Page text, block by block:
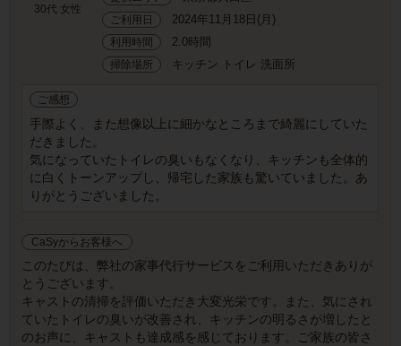
30代 女性
ご利用日 2024年11月18日(月)
利用時間 2.0時間
掃除場所 キッチン トイレ 洗面所
ご感想
手際よく、また想像以上に細かなところまで綺麗にしていた
だきました。
気になっていたトイレの臭いもなくなり、キッチンも全体的
に白くトーンアップし、帰宅した家族も驚いていました。あ
りがとうございました。
CaSyからお客様へ
このたびは、弊社の家事代行サービスをご利用いただきありが
とうございます。
キャストの清掃を評価いただき大変光栄です。また、気にされ
ていたトイレの臭いが改善され、キッチンの明るさが増したと
のお声に、キャストも達成感を感じております。ご家族の皆さ